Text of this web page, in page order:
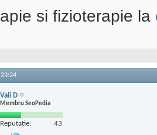
si fizioterapie la
23:24
Vali D
Membru SeoPedia
Reputatie: 43